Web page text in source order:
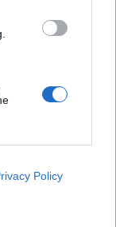
Policy